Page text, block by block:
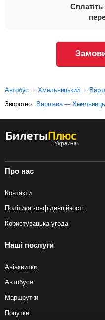
Сплатіть
Автобус Хмельницький
Зворотно: Варшава —
Про нас
Контакти
Політика конфіденційності
Користувацька угода
Наші послуги
Авіаквитки
Автобуси
Маршрутки
Попутки